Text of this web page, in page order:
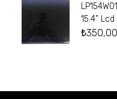
15.4”
₺350,00